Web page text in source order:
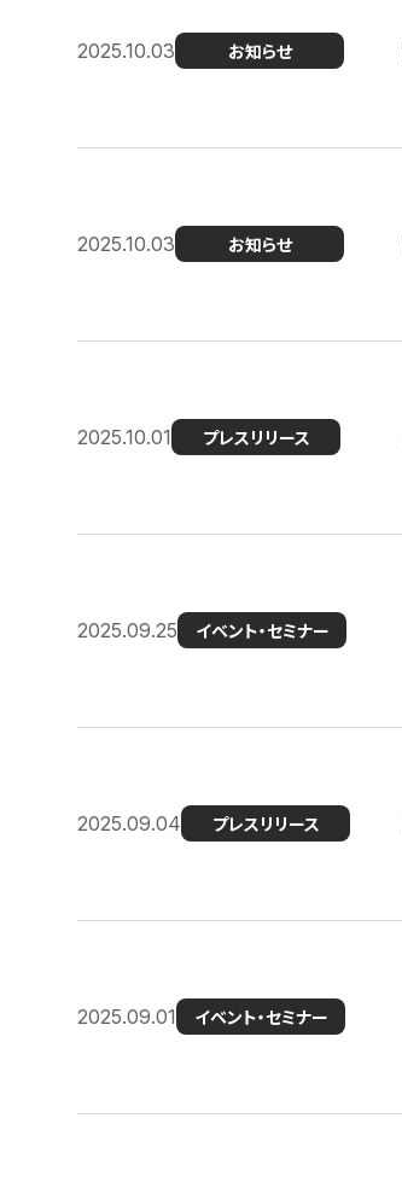
2025.10.03 お知らせ
2025.10.03 お知らせ
2025.10.01 プレスリリース
2025.09.25 イベント・セミナー
2025.09.04 プレスリリース
2025.09.01 イベント・セミナー